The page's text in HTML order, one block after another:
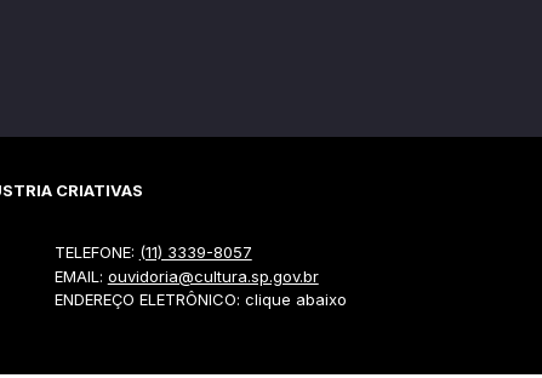
CRIATIVAS
TELEFONE: (11) 3339-8057
EMAIL: ouvidoria@cultura.sp.gov.br
ENDEREÇO ELETRÔNICO: clique abaixo